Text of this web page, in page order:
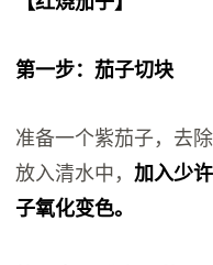
第一步：茄子切块
准备一个紫茄子，去
放入清水中，加入少
子氧化变色。